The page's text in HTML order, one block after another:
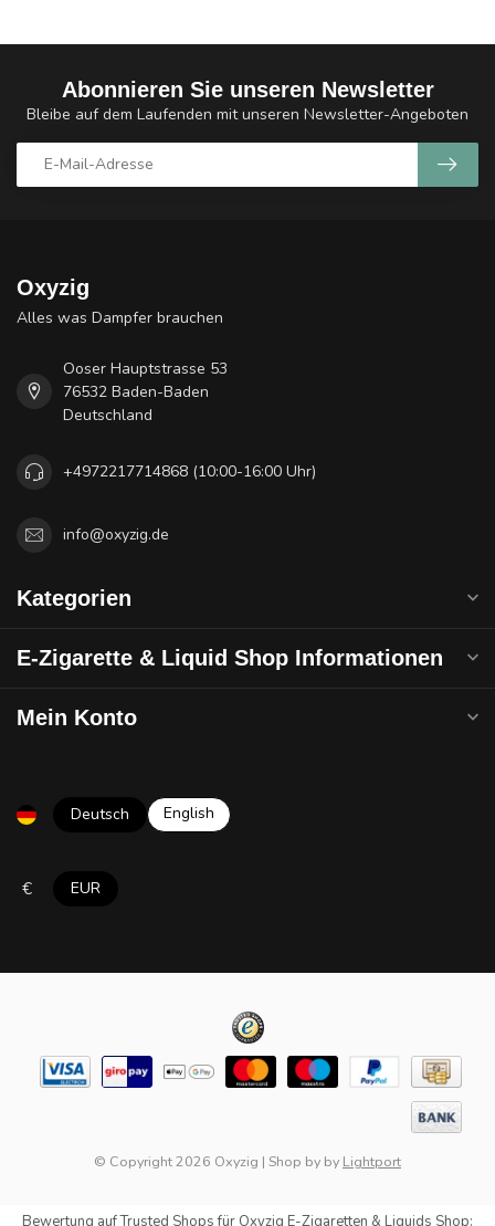
Abonnieren Sie unseren Newsletter
Bleibe auf dem Laufenden mit unseren Newsletter-Angeboten
Oxyzig
Alles was Dampfer brauchen
Ooser Hauptstrasse 53
76532 Baden-Baden
Deutschland
+4972217714868 (10:00-16:00 Uhr)
info@oxyzig.de
Kategorien
E-Zigarette & Liquid Shop Informationen
Mein Konto
Deutsch English
€ EUR
© Copyright 2026 Oxyzig | Shop by by Lightport
Bewertung aufTrusted Shopsfür Oxyzig E-Zigaretten & Liquids Shop: